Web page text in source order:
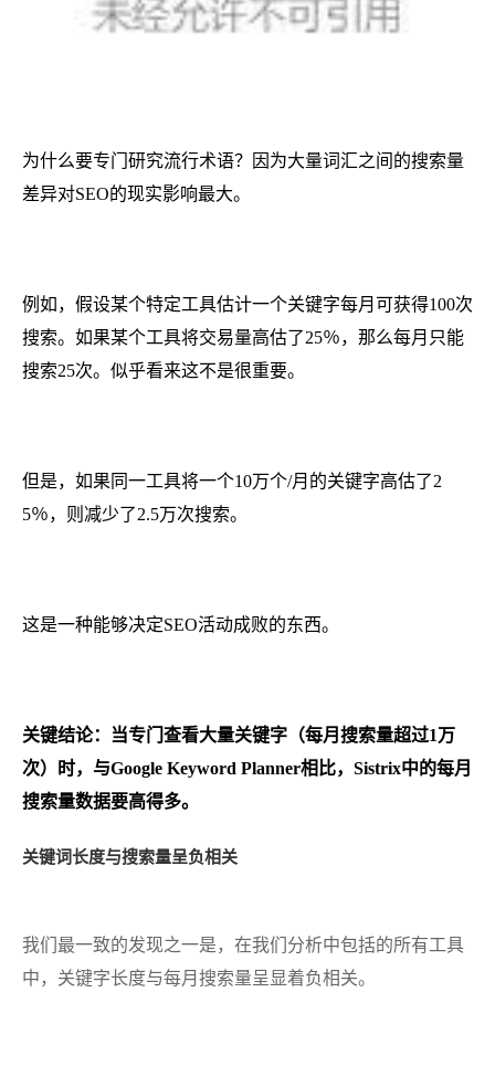
为什么要专门研究流行术语？因为大量词汇之间的搜索量
差异对SEO的现实影响最大。
例如，假设某个特定工具估计一个关键字每月可获得100次
搜索。如果某个工具将交易量高估了25％，那么每月只能
搜索25次。似乎看来这不是很重要。
但是，如果同一工具将一个10万个/月的关键字高估了2
5％，则减少了2.5万次搜索。
这是一种能够决定SEO活动成败的东西。
关键结论：当专门查看大量关键字（每月搜索量超过1万
次）时，与Google Keyword Planner相比，Sistrix中的每月
搜索量数据要高得多。
关键词长度与搜索量呈负相关
我们最一致的发现之一是，在我们分析中包括的所有工具
中，关键字长度与每月搜索量呈显着负相关。